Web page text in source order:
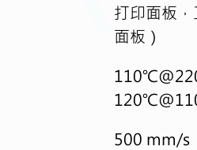
打印面板
面板）
500 mm/s